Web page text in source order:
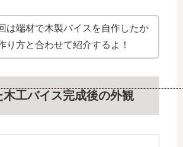
は端材で木製バイスを自作したか
り方と合わせて紹介するよ！
木工バイス完成後の外観